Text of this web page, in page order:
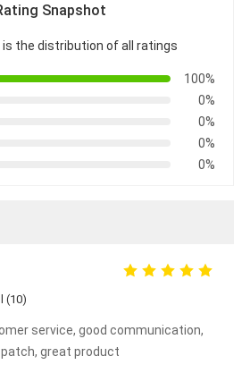
Snapshot
is the distribution of all ratings
100%
0%
0%
0%
0%
(10)
service, good communication,
great product